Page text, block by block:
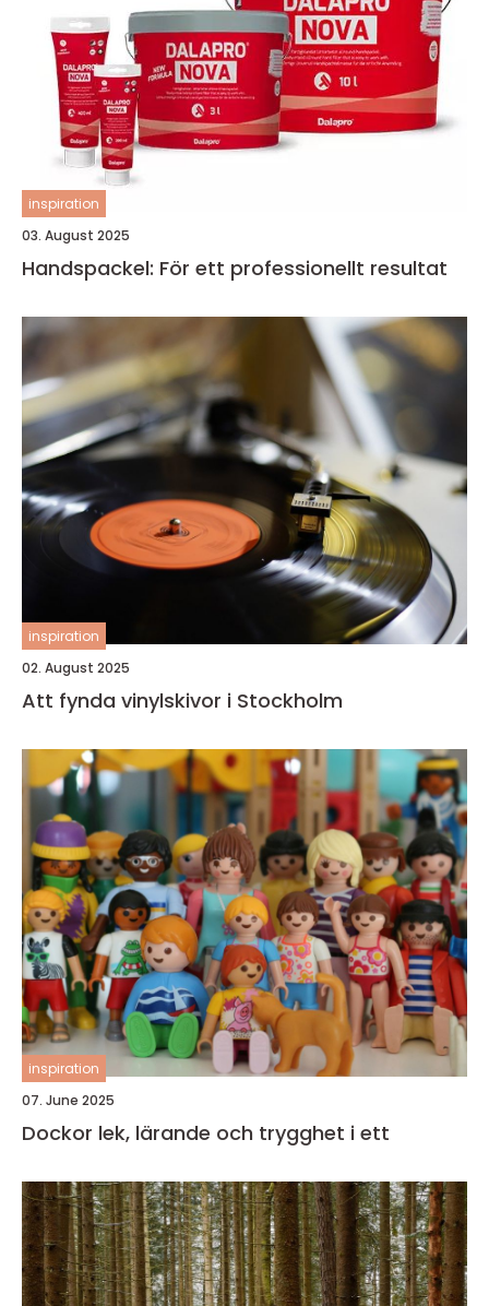
inspiration
03. August 2025
Handspackel: För ett professionellt resultat
inspiration
02. August 2025
Att fynda vinylskivor i Stockholm
inspiration
07. June 2025
Dockor lek, lärande och trygghet i ett